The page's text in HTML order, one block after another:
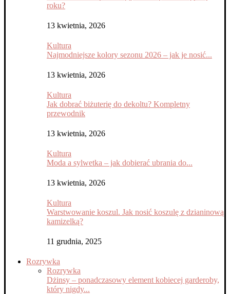
roku?
13 kwietnia, 2026
Kultura
Najmodniejsze kolory sezonu 2026 – jak je nosić...
13 kwietnia, 2026
Kultura
Jak dobrać biżuterię do dekoltu? Kompletny
przewodnik
13 kwietnia, 2026
Kultura
Moda a sylwetka – jak dobierać ubrania do...
13 kwietnia, 2026
Kultura
Warstwowanie koszul. Jak nosić koszulę z dzianinową
kamizelką?
11 grudnia, 2025
Rozrywka
Rozrywka
Dżinsy – ponadczasowy element kobiecej garderoby,
który nigdy...